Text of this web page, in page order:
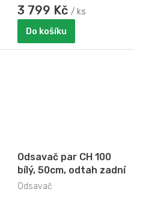
3 799 Kč / ks
Do košíku
Odsavač par CH 100
bílý, 50cm, odtah zadní
Odsavač